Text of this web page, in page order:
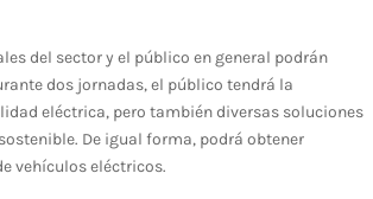
del sector y el público en general podrán
dos jornadas, el público tendrá la
eléctrica, pero también diversas soluciones
De igual forma, podrá obtener
vehículos eléctricos.